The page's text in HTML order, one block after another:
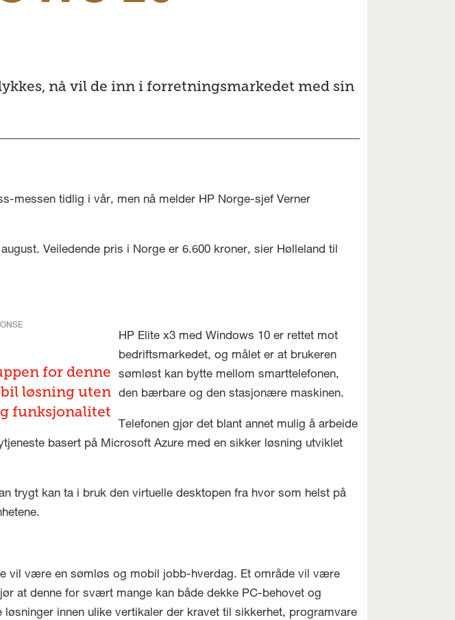
nå vil de inn i forretningsmarkedet med sin
messen tidlig i vår, men nå melder HP Norge-sjef Verner
Veiledende pris i Norge er 6.600 kroner, sier Hølleland til
for denne
løsning uten
funksjonalitet
HP Elite x3 med Windows 10 er rettet mot
bedriftsmarkedet, og målet er at brukeren
sømløst kan bytte mellom smarttelefonen,
den bærbare og den stasjonære maskinen.
Telefonen gjør det blant annet mulig å arbeide
basert på Microsoft Azure med en sikker løsning utviklet
trygt kan ta i bruk den virtuelle desktopen fra hvor som helst på
vil være en sømløs og mobil jobb-hverdag. Et område vil være
at denne for svært mange kan både dekke PC-behovet og
innen ulike vertikaler der kravet til sikkerhet, programvare